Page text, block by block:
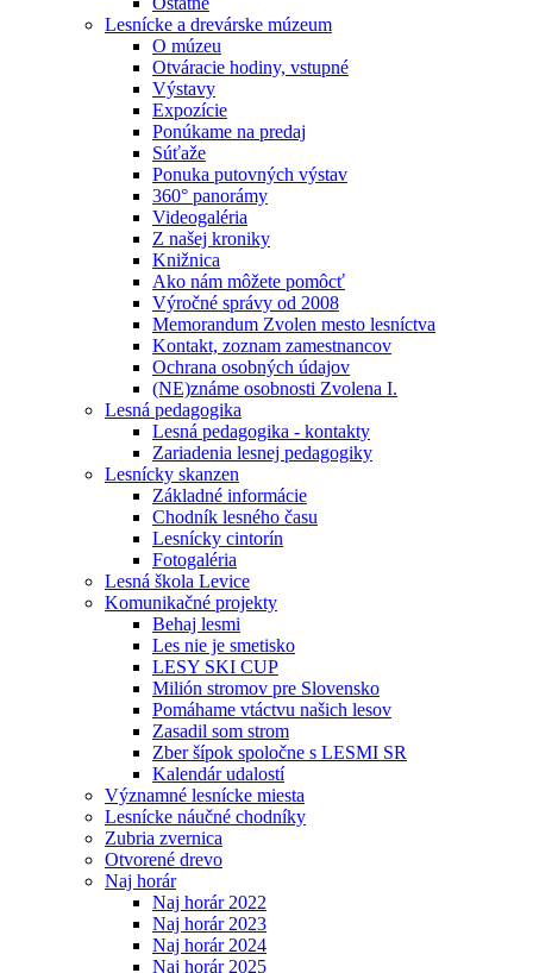
Lesnícke a drevárske múzeum
O múzeu
Otváracie hodiny, vstupné
Výstavy
Expozície
Ponúkame na predaj
Súťaže
Ponuka putovných výstav
360° panorámy
Videogaléria
Z našej kroniky
Knižnica
Ako nám môžete pomôcť
Výročné správy od 2008
Memorandum Zvolen mesto lesníctva
Kontakt, zoznam zamestnancov
Ochrana osobných údajov
(NE)známe osobnosti Zvolena I.
Lesná pedagogika
Lesná pedagogika - kontakty
Zariadenia lesnej pedagogiky
Lesnícky skanzen
Základné informácie
Chodník lesného času
Lesnícky cintorín
Fotogaléria
Lesná škola Levice
Komunikačné projekty
Behaj lesmi
Les nie je smetisko
LESY SKI CUP
Milión stromov pre Slovensko
Pomáhame vtáctvu našich lesov
Zasadil som strom
Zber šípok spoločne s LESMI SR
Kalendár udalostí
Významné lesnícke miesta
Lesnícke náučné chodníky
Zubria zvernica
Otvorené drevo
Naj horár
Naj horár 2022
Naj horár 2023
Naj horár 2024
Naj horár 2025